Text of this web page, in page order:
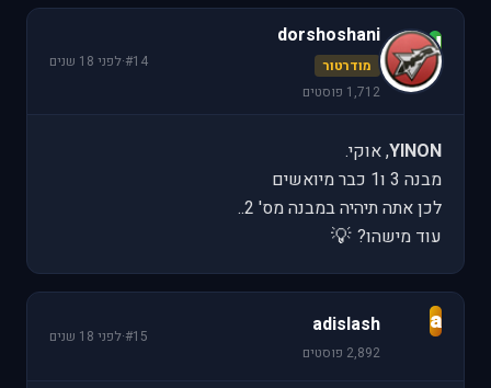
d
dorshoshani
מודרטור
1,712 פוסטים
#14
·לפני 18 שנים
YINON, אוקי.
מבנה 3 ו1 כבר מיואשים
לכן אתה תיהיה במבנה מס' 2..
עוד מישהו? 💡
a
adislash
2,892 פוסטים
#15
·לפני 18 שנים